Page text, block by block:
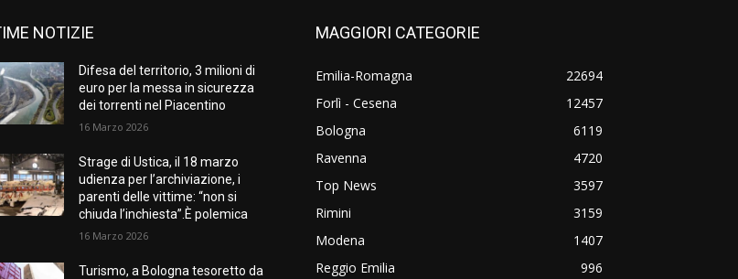
NOTIZIE
Difesa del territorio, 3 milioni di
euro per la messa in sicurezza
dei torrenti nel Piacentino
16 Marzo 2026
Strage di Ustica, il 18 marzo
udienza per l’archiviazione, i
parenti delle vittime: “non si
chiuda l’inchiesta”.È polemica
16 Marzo 2026
Turismo, a Bologna tesoretto da
MAGGIORI CATEGORIE
Emilia-Romagna
22694
Forlì - Cesena
12457
Bologna
6119
Ravenna
4720
Top News
3597
Rimini
3159
Modena
1407
Reggio Emilia
996